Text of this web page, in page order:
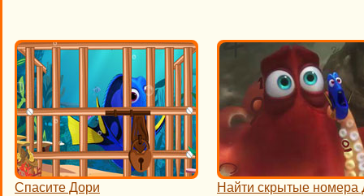
Спасите Дори Найти скрытые номера